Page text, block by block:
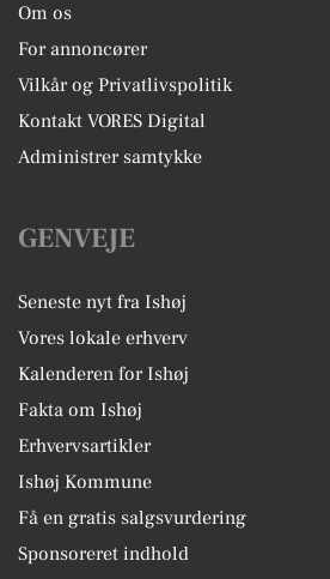
Om os
For annoncører
Vilkår og Privatlivspolitik
Kontakt VORES Digital
Administrer samtykke
GENVEJE
Seneste nyt fra Ishøj
Vores lokale erhverv
Kalenderen for Ishøj
Fakta om Ishøj
Erhvervsartikler
Ishøj Kommune
Få en gratis salgsvurdering
Sponsoreret indhold